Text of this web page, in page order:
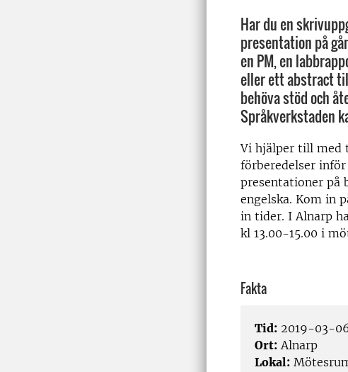
Har du en
presentation på
en PM, en
eller ett abstract
behöva stöd och
Språkverkstaden
Vi hjälper till med
förberedelser
presentationer på
engelska. Kom in
in tider. I Alnarp
kl 13.00-15.00 i
Fakta
Tid: 2019-03-
Ort: Alnarp
Lokal: